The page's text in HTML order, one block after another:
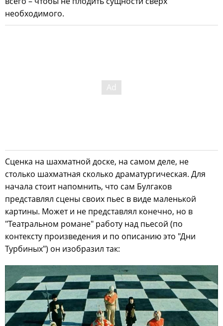
необходимого.
Сценка на шахматной доске, на самом деле, не
столько шахматная сколько драматургическая. Для
начала стоит напомнить, что сам Булгаков
представлял сцены своих пьес в виде маленькой
картины. Может и не представлял конечно, но в
"Театральном романе" работу над пьесой (по
контексту произведения и по описанию это "Дни
Турбиных") он изобразил так: